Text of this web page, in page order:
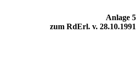
Anlage 5
zum RdErl. v. 28.10.1991